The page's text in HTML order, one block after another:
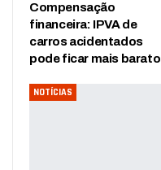
Compensação
financeira: IPVA de
carros acidentados
pode ficar mais barato
NOTÍCIAS